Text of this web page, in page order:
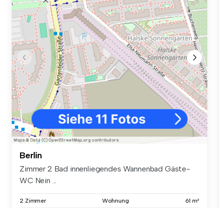
Berlin
Zimmer 2 Bad innenliegendes Wannenbad Gäste-
WC Nein ...
2 Zimmer Wohnung 61 m²